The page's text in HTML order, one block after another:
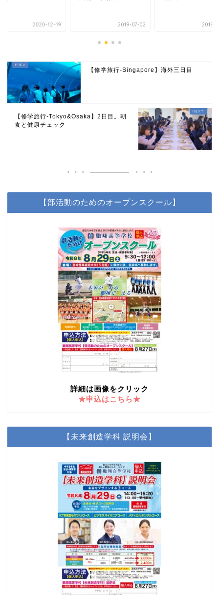
2020-12-19 2019-07-02 2019-
【修学旅行-Singapore】海外三日目
【修学旅行-Tokyo&Osaka】2日目。朝
食と健康チェック
【部活動のためのオープンスクール】
詳細は画像をクリック
★申込はこちら★
【未来創造学科 説明会】